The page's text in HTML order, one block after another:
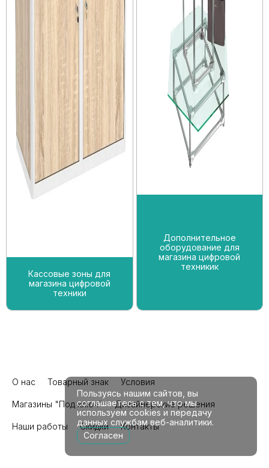
Кассовые зоны для
магазина цифровой
техники
Дополнительное
оборудование для
магазина цифровой
техникик
О нас Товарный знак Условия
Магазины "Под ключ" Дизайнерские решения
Наши работы Скидки Контакты
Пользуясь нашим сайтов, вы
соглашаетесь с тем, что мы
используем cookies и передачу
данных службам веб-аналитики.
Согласен